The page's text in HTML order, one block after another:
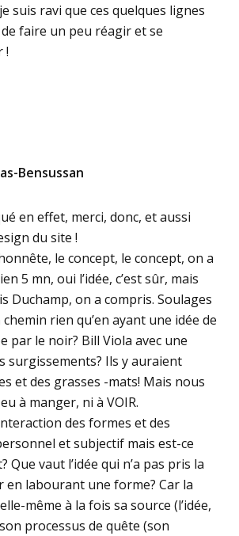
suis ravi que ces quelques lignes
faire un peu réagir et se
!
Bensussan
en effet, merci, donc, et aussi
du site !
le concept, le concept, on a
5 mn, oui l’idée, c’est sûr, mais
Duchamp, on a compris. Soulages
rien qu’en ayant une idée de
par le noir? Bill Viola avec une
surgissements? Ils y auraient
et des grasses -mats! Mais nous
à manger, ni à VOIR.
des formes et des
et subjectif mais est-ce
Que vaut l’idée qui n’a pas pris la
en labourant une forme? Car la
même à la fois sa source (l’idée,
processus de quête (son